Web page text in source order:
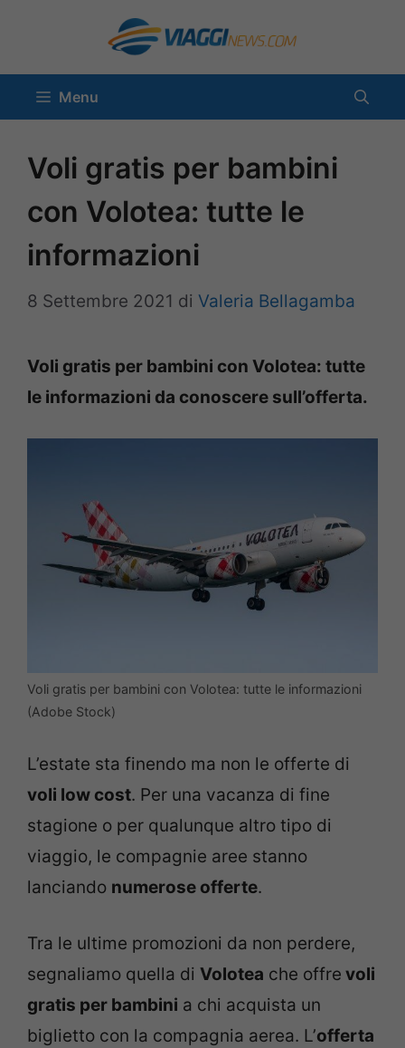
contenuto
Menu
Voli gratis per bambini
con Volotea: tutte le
informazioni
8 Settembre 2021 di Valeria Bellagamba
Voli gratis per bambini con Volotea: tutte
le informazioni da conoscere sull’offerta.
Voli gratis per bambini con Volotea: tutte le informazioni
(Adobe Stock)
L’estate sta finendo ma non le offerte di
voli low cost. Per una vacanza di fine
stagione o per qualunque altro tipo di
viaggio, le compagnie aree stanno
lanciando numerose offerte.
Tra le ultime promozioni da non perdere,
segnaliamo quella di Volotea che offre voli
gratis per bambini a chi acquista un
biglietto con la compagnia aerea. L’offerta